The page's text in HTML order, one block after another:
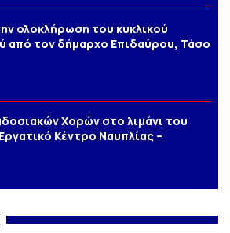
ολοκλήρωση του κυκλικού
από τον δήμαρχο Επιδαύρου, Τάσο
Χορών στο λιμάνι του
Κέντρο Ναυπλίας –